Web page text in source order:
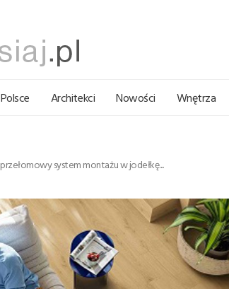
Architekci Nowości Wnętrza
system montażu w jodełkę....